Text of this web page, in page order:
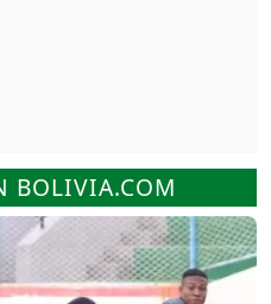
BOLIVIA.COM